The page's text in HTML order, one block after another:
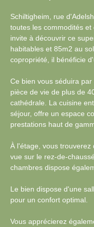
Schiltigheim, rue
toutes les commodités
invite à découvrir ce
habitables et 85m2 au
copropriété, il bénéficie
Ce bien vous séduira
pièce de vie de plus de
cathédrale. La cuisine
séjour, offre un espace
prestations haut de
À l'étage, vous
vue sur le rez-de-
chambres dispose
Le bien dispose d'une
pour un confort optimal.
Vous apprécierez